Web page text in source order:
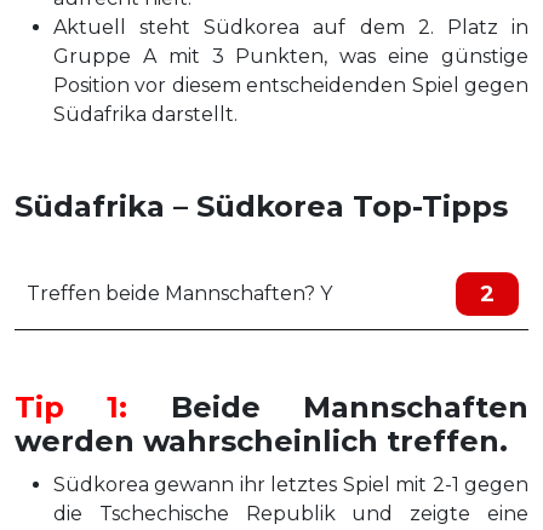
Aktuell steht Südkorea auf dem 2. Platz in
Gruppe A mit 3 Punkten, was eine günstige
Position vor diesem entscheidenden Spiel gegen
Südafrika darstellt.
Südafrika – Südkorea Top-Tipps
Treffen beide Mannschaften? Y 2
Tip 1: Beide Mannschaften
werden wahrscheinlich treffen.
Südkorea gewann ihr letztes Spiel mit 2-1 gegen
die Tschechische Republik und zeigte eine